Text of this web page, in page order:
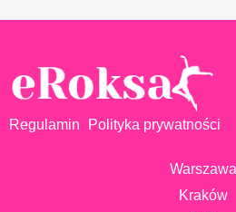
Regulamin Polityka prywatności
Warszawa
Kraków